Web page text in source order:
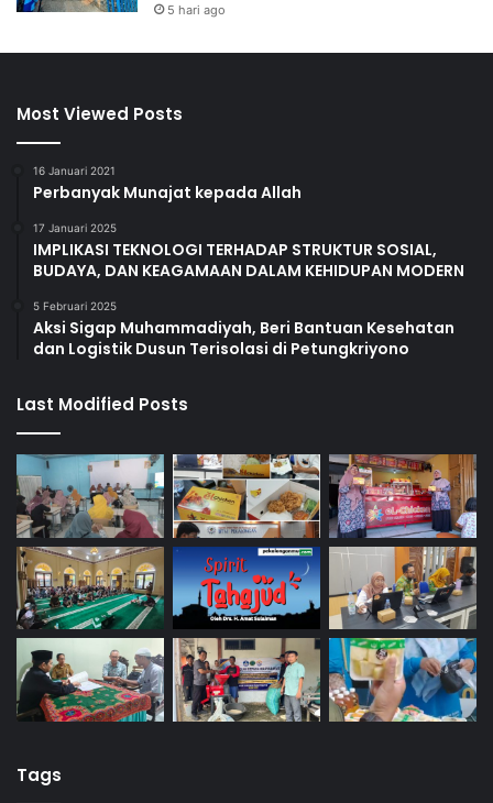
5 hari ago
Most Viewed Posts
16 Januari 2021
Perbanyak Munajat kepada Allah
17 Januari 2025
IMPLIKASI TEKNOLOGI TERHADAP STRUKTUR SOSIAL,
BUDAYA, DAN KEAGAMAAN DALAM KEHIDUPAN MODERN
5 Februari 2025
Aksi Sigap Muhammadiyah, Beri Bantuan Kesehatan
dan Logistik Dusun Terisolasi di Petungkriyono
Last Modified Posts
Tags